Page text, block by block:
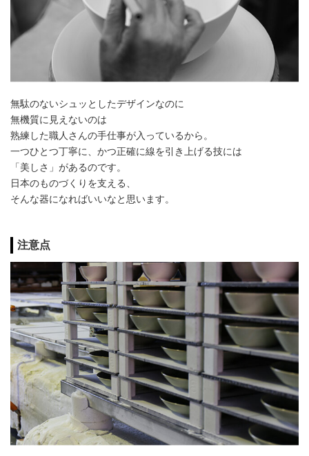
無駄のないシュッとしたデザインなのに
無機質に見えないのは
熟練した職人さんの手仕事が入っているから。
一つひとつ丁寧に、かつ正確に線を引き上げる技には
「美しさ」があるのです。
日本のものづくりを支える、
そんな器になればいいなと思います。
注意点